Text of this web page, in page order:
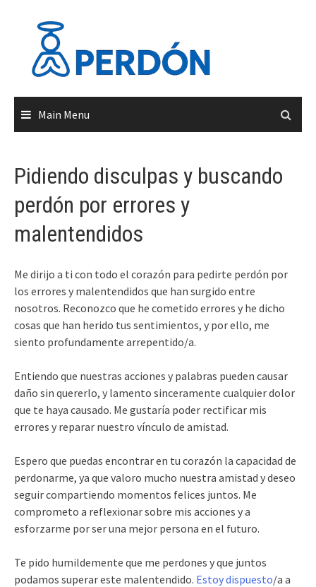
Main Menu
Pidiendo disculpas y buscando
perdón por errores y
malentendidos
Me dirijo a ti con todo el corazón para pedirte perdón por
los errores y malentendidos que han surgido entre
nosotros. Reconozco que he cometido errores y he dicho
cosas que han herido tus sentimientos, y por ello, me
siento profundamente arrepentido/a.
Entiendo que nuestras acciones y palabras pueden causar
daño sin quererlo, y lamento sinceramente cualquier dolor
que te haya causado. Me gustaría poder rectificar mis
errores y reparar nuestro vínculo de amistad.
Espero que puedas encontrar en tu corazón la capacidad de
perdonarme, ya que valoro mucho nuestra amistad y deseo
seguir compartiendo momentos felices juntos. Me
comprometo a reflexionar sobre mis acciones y a
esforzarme por ser una mejor persona en el futuro.
Te pido humildemente que me perdones y que juntos
podamos superar este malentendido. Estoy dispuesto/a a